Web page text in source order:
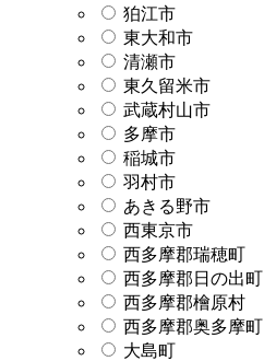
狛江市
東大和市
清瀬市
東久留米市
武蔵村山市
多摩市
稲城市
羽村市
あきる野市
西東京市
西多摩郡瑞穂町
西多摩郡日の出町
西多摩郡檜原村
西多摩郡奥多摩町
大島町